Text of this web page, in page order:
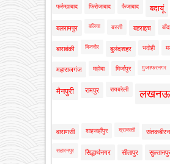
फर्रुखाबाद फिरोजाबाद फैजाबाद बदायूं
बलरामपुर बलिया बस्ती बहराइच बाँदा
बाराबंकी बिजनौर बुलंदशहर भदोही
महाराजगंज महोबा मिर्जापुर मुजफ्फरनगर
मैनपुरी रामपुर रायबरेली लखनऊ
वाराणसी शाहजहाँपुर श्रावस्ती
सहारनपुर सिद्धार्थनगर सीतापुर